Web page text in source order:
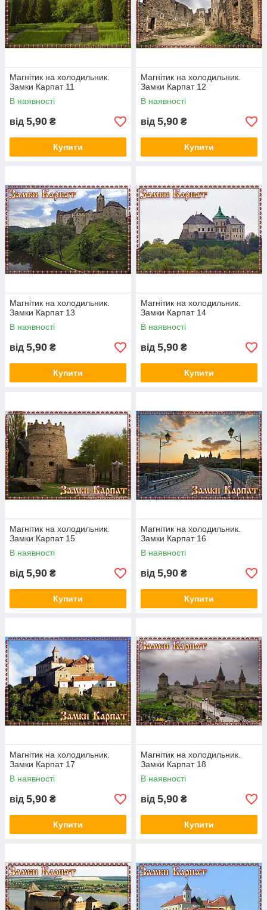
Магнітик на холодильник.
Замки Карпат 11
В наявності
від 5,90 ₴
Купити
Магнітик на холодильник.
Замки Карпат 12
В наявності
від 5,90 ₴
Купити
Магнітик на холодильник.
Замки Карпат 13
В наявності
від 5,90 ₴
Купити
Магнітик на холодильник.
Замки Карпат 14
В наявності
від 5,90 ₴
Купити
Магнітик на холодильник.
Замки Карпат 15
В наявності
від 5,90 ₴
Купити
Магнітик на холодильник.
Замки Карпат 16
В наявності
від 5,90 ₴
Купити
Магнітик на холодильник.
Замки Карпат 17
В наявності
від 5,90 ₴
Купити
Магнітик на холодильник.
Замки Карпат 18
В наявності
від 5,90 ₴
Купити